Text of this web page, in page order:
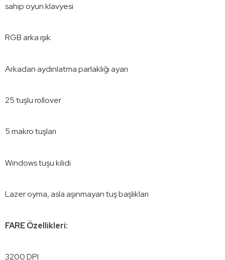
sahip oyun klavyesi
RGB arka ışık
Arkadan aydınlatma parlaklığı ayarı
25 tuşlu rollover
5 makro tuşları
Windows tuşu kilidi
Lazer oyma, asla aşınmayan tuş başlıkları
FARE Özellikleri:
3200 DPI